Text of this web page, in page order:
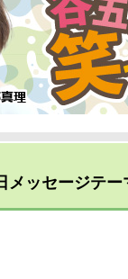
ッセージテー